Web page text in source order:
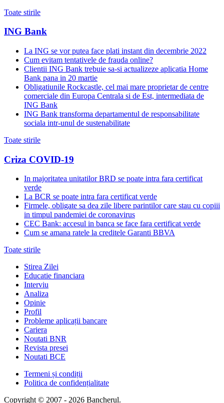
Toate stirile
ING Bank
La ING se vor putea face plati instant din decembrie 2022
Cum evitam tentativele de frauda online?
Clientii ING Bank trebuie sa-si actualizeze aplicatia Home
Bank pana in 20 martie
Obligatiunile Rockcastle, cel mai mare proprietar de centre
comerciale din Europa Centrala si de Est, intermediata de
ING Bank
ING Bank transforma departamentul de responsabilitate
sociala intr-unul de sustenabilitate
Toate stirile
Criza COVID-19
In majoritatea unitatilor BRD se poate intra fara certificat
verde
La BCR se poate intra fara certificat verde
Firmele, obligate sa dea zile libere parintilor care stau cu copiii
in timpul pandemiei de coronavirus
CEC Bank: accesul in banca se face fara certificat verde
Cum se amana ratele la creditele Garanti BBVA
Toate stirile
Stirea Zilei
Educatie financiara
Interviu
Analiza
Opinie
Profil
Probleme aplicații bancare
Cariera
Noutati BNR
Revista presei
Noutati BCE
Termeni și condiții
Politica de confidențialitate
Copyright © 2007 - 2026 Bancherul.